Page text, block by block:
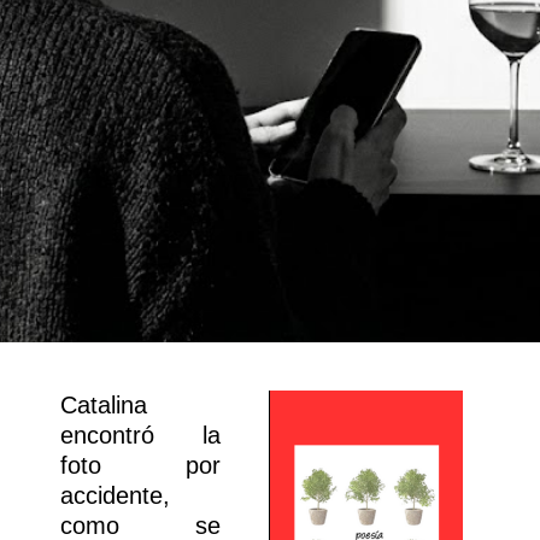
Catalina
encontró la
foto por
accidente,
como se